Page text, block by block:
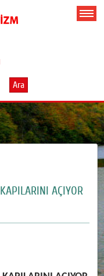
Ara
AÇIYOR